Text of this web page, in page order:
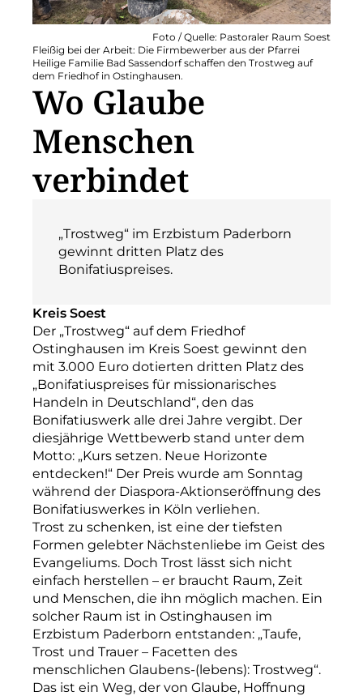
Fleißig bei der Arbeit: Die Firmbewerber aus der Pfarrei
Heilige Familie Bad Sassendorf schaffen den Trostweg auf
dem Friedhof in Ostinghausen.
Foto / Quelle: Pastoraler Raum Soest
Wo Glaube
Menschen
verbindet
„Trostweg“ im Erzbistum Paderborn
gewinnt dritten Platz des
Bonifatiuspreises.
Kreis Soest
Der „Trostweg“ auf dem Friedhof
Ostinghausen im Kreis Soest gewinnt den
mit 3.000 Euro dotierten dritten Platz des
„Bonifatiuspreises für missionarisches
Handeln in Deutschland“, den das
Bonifatiuswerk alle drei Jahre vergibt. Der
diesjährige Wettbewerb stand unter dem
Motto: „Kurs setzen. Neue Horizonte
entdecken!“ Der Preis wurde am Sonntag
während der Diaspora-Aktionseröffnung des
Bonifatiuswerkes in Köln verliehen.
Trost zu schenken, ist eine der tiefsten
Formen gelebter Nächstenliebe im Geist des
Evangeliums. Doch Trost lässt sich nicht
einfach herstellen – er braucht Raum, Zeit
und Menschen, die ihn möglich machen. Ein
solcher Raum ist in Ostinghausen im
Erzbistum Paderborn entstanden: „Taufe,
Trost und Trauer – Facetten des
menschlichen Glaubens-(lebens): Trostweg“.
Das ist ein Weg, der von Glaube, Hoffnung